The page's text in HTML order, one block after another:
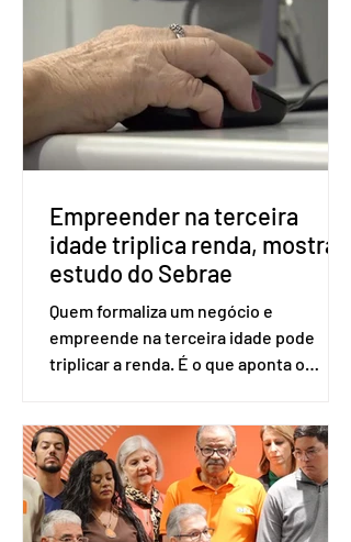
voto. Se o título estiver regular, o
eleitor pode votar mesmo sem ter
realizado esse cadastro. Neste caso,
será exigido o documento de
identificação para acesso à urna
eletrônica. Se a urna eletrônica não
reconh
Empreender na terceira
idade triplica renda, mostra
estudo do Sebrae
Quem formaliza um negócio e
empreende na terceira idade pode
triplicar a renda. É o que aponta o
Amostra de Domicílio (PNAD Contínua),
do Serviço Brasileiro de Apoio às Micro
e Pequenas Empresas (Sebrae),
realizado a partir de dados do Instituto